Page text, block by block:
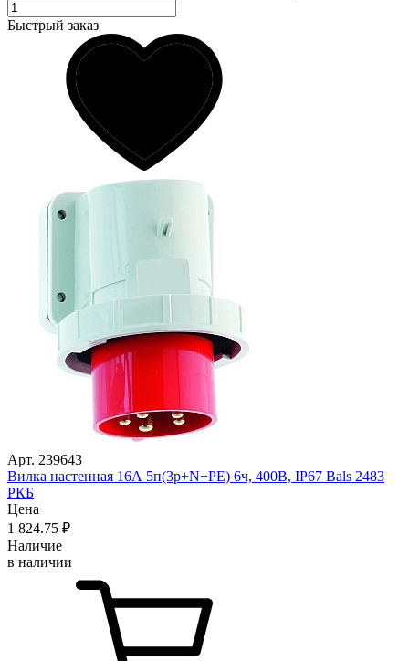
Быстрый заказ
Арт. 239643
Вилка настенная 16А 5п(3р+N+PЕ) 6ч, 400В, IP67 Bals 2483
РКБ
Цена
1 824.75 ₽
Наличие
в наличии